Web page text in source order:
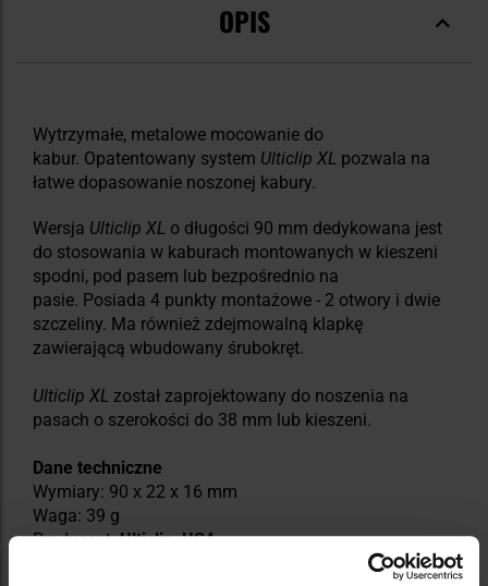
OPIS
Wytrzymałe, metalowe mocowanie do
kabur. Opatentowany system Ulticlip XL pozwala na
łatwe dopasowanie noszonej kabury.
Wersja Ulticlip XL o długości 90 mm dedykowana jest
do stosowania w kaburach montowanych w kieszeni
spodni, pod pasem lub bezpośrednio na
pasie. Posiada 4 punkty montażowe - 2 otwory i dwie
szczeliny. Ma również zdejmowalną klapkę
zawierającą wbudowany śrubokręt.
Ulticlip XL został zaprojektowany do noszenia na
pasach o szerokości do 38 mm lub kieszeni.
Dane techniczne
Wymiary: 90 x 22 x 16 mm
Waga: 39 g
Producent:Ulticlip, USA